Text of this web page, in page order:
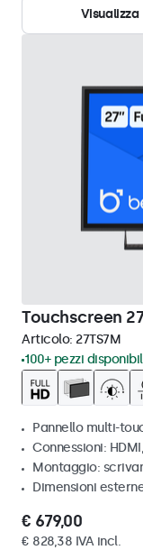
Visualizza
Touchscreen
Articolo: 27TS7M
100+ pezzi
Pannello multi-
Connessioni:
Montaggio:
Dimensioni
€ 679,00
€ 828,38 IVA incl.